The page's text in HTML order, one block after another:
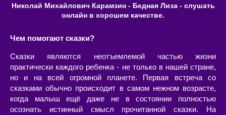
Николай Михайлович Карамзин - Бедная Лиза - слушать
онлайн в хорошем качестве.
Чем помогают сказки?
Сказки являются неотъемлемой частью жизни
практически каждого ребенка - не только в нашей стране,
но и на всей огромной планете. Первая встреча со
сказками обычно происходит в самом нежном возрасте,
когда малыш ещё даже не в состоянии полностью
осознать истинный смысл прочитанной сказки. На